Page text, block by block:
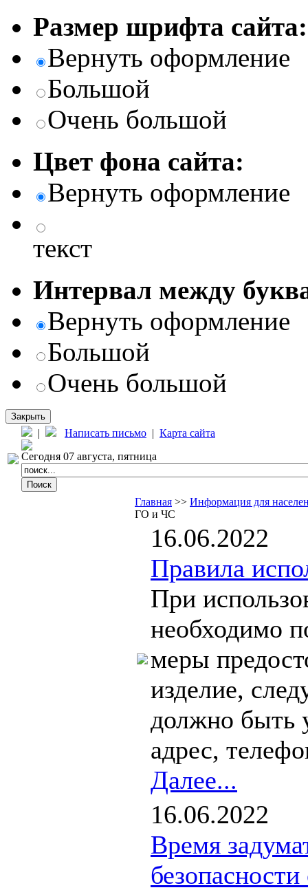
Размер шрифта сайта:
Вернуть оформление
Большой
Очень большой
Цвет фона сайта:
Вернуть оформление
текст
Интервал между
Вернуть оформление
Большой
Очень большой
Закрыть
| Написать письмо | Карта сайта
Сегодня 07 августа, пятница
Главная >> Информация для
ГО и ЧС
16.06.2022
Правила
При
необходимо
меры
изделие,
должно быть
адрес,
Далее...
16.06.2022
Время